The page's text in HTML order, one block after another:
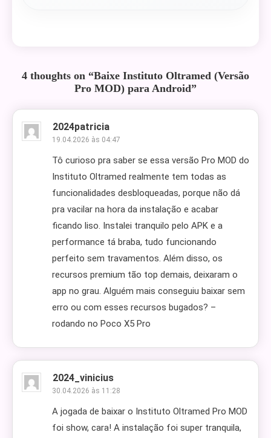
4 thoughts on “Baixe Instituto Oltramed (Versão
Pro MOD) para Android”
2024patricia
19.04.2026 às 04:47
Tô curioso pra saber se essa versão Pro MOD do
Instituto Oltramed realmente tem todas as
funcionalidades desbloqueadas, porque não dá
pra vacilar na hora da instalação e acabar
ficando liso. Instalei tranquilo pelo APK e a
performance tá braba, tudo funcionando
perfeito sem travamentos. Além disso, os
recursos premium tão top demais, deixaram o
app no grau. Alguém mais conseguiu baixar sem
erro ou com esses recursos bugados? –
rodando no Poco X5 Pro
2024_vinicius
30.04.2026 às 11:28
A jogada de baixar o Instituto Oltramed Pro MOD
foi show, cara! A instalação foi super tranquila,